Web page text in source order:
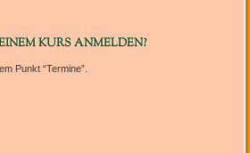
KURS ANMELDEN?
Punkt “Termine”.